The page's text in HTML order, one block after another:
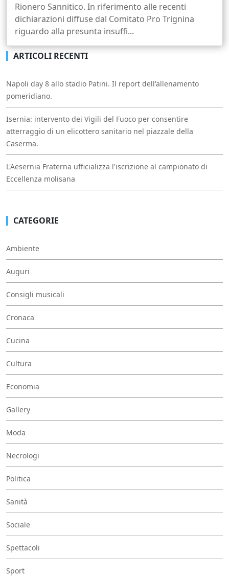
Rionero Sannitico. In riferimento alle recenti
dichiarazioni diffuse dal Comitato Pro Trignina
riguardo alla presunta insuffi...
ARTICOLI RECENTI
Napoli day 8 allo stadio Patini. Il report dell'allenamento
pomeridiano.
Isernia: intervento dei Vigili del Fuoco per consentire
atterraggio di un elicottero sanitario nel piazzale della
Caserma.
L'Aesernia Fraterna ufficializza l'iscrizione al campionato di
Eccellenza molisana
CATEGORIE
Ambiente
Auguri
Consigli musicali
Cronaca
Cucina
Cultura
Economia
Gallery
Moda
Necrologi
Politica
Sanità
Sociale
Spettacoli
Sport